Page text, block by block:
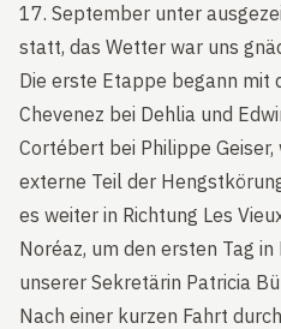
17. September unter
statt, das Wetter war uns
Die erste Etappe begann mit
Chevenez bei Dehlia und
Cortébert bei Philippe
externe Teil der
es weiter in Richtung Les
Noréaz, um den ersten Tag in
unserer Sekretärin Patricia
Nach einer kurzen Fahrt